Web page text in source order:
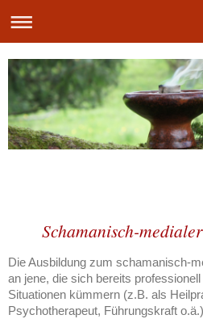
Schamanisch-
Die Ausbildung zum schamanisch-
an jene, die sich bereits
Situationen kümmern (z.B. als
Psychotherapeut, Führungskraft